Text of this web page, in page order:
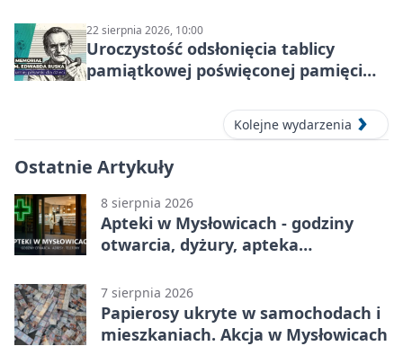
22 sierpnia 2026, 10:00
Uroczystość odsłonięcia tablicy
pamiątkowej poświęconej pamięci
Kolejne wydarzenia
Ostatnie Artykuły
8 sierpnia 2026
Apteki w Mysłowicach - godziny
otwarcia, dyżury, apteka
7 sierpnia 2026
Papierosy ukryte w samochodach i
mieszkaniach. Akcja w Mysłowicach